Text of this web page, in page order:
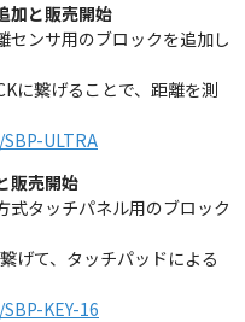
加と販売開始
センサ用のブロックを追加し
に繋げることで、距離を測
ULTRA
販売開始
式タッチパネル用のブロック
げて、タッチパッドによる
KEY-16